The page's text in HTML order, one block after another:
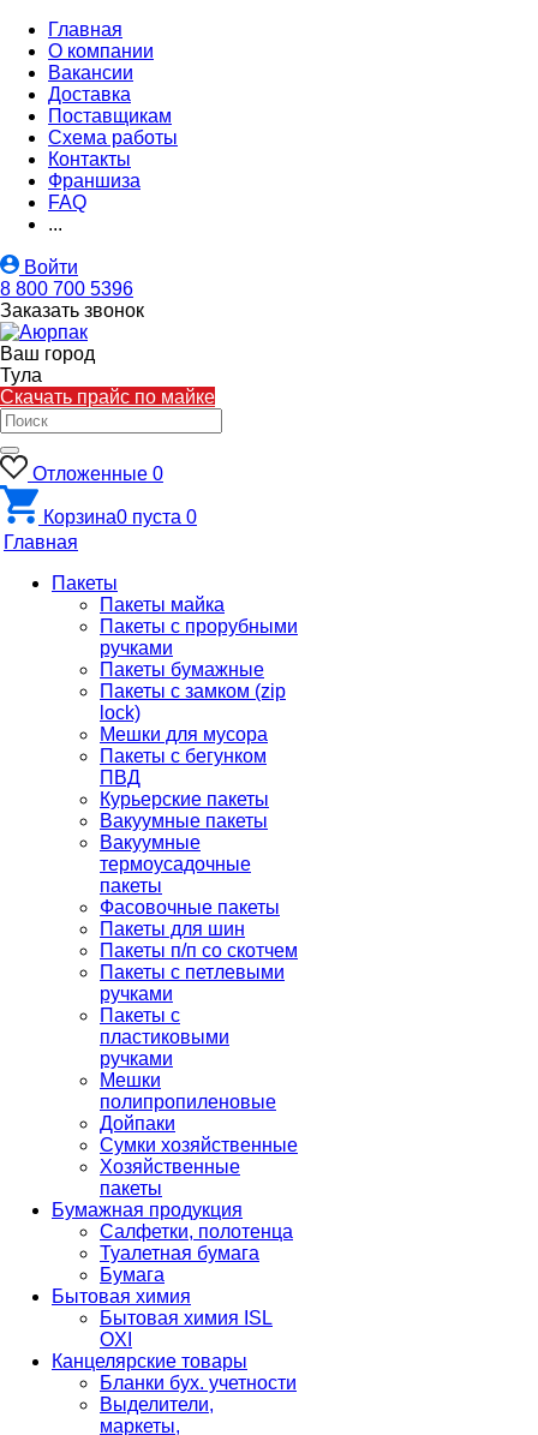
Главная
О компании
Вакансии
Доставка
Поставщикам
Схема работы
Контакты
Франшиза
FAQ
...
Войти
8 800 700 5396
Заказать звонок
Ваш город
Тула
Скачать прайс по майке
Отложенные 0
Корзина0 пуста 0
Главная
Пакеты
Пакеты майка
Пакеты с прорубными
ручками
Пакеты бумажные
Пакеты с замком (zip
lock)
Мешки для мусора
Пакеты с бегунком
ПВД
Курьерские пакеты
Вакуумные пакеты
Вакуумные
термоусадочные
пакеты
Фасовочные пакеты
Пакеты для шин
Пакеты п/п со скотчем
Пакеты с петлевыми
ручками
Пакеты с
пластиковыми
ручками
Мешки
полипропиленовые
Дойпаки
Сумки хозяйственные
Хозяйственные
пакеты
Бумажная продукция
Салфетки, полотенца
Туалетная бумага
Бумага
Бытовая химия
Бытовая химия ISL
OXI
Канцелярские товары
Бланки бух. учетности
Выделители,
маркеты,